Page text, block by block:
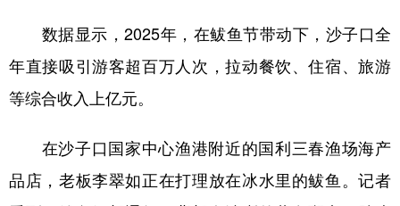
数据显示，2025年，在鲅鱼节带动下，沙子口全
年直接吸引游客超百万人次，拉动餐饮、住宿、旅游
等综合收入上亿元。
在沙子口国家中心渔港附近的国利三春渔场海产
品店，老板李翠如正在打理放在冰水里的鲅鱼。记者